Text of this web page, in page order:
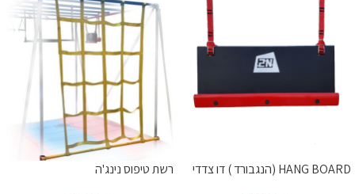
HANG BOARD (הנגבורד ) דו צדדי
רשת טיפוס נינג'ה